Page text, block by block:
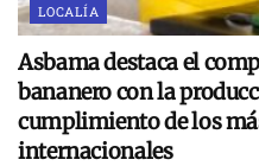
LOCALÍA
Asbama destaca el
bananero con la
cumplimiento de los
internacionales